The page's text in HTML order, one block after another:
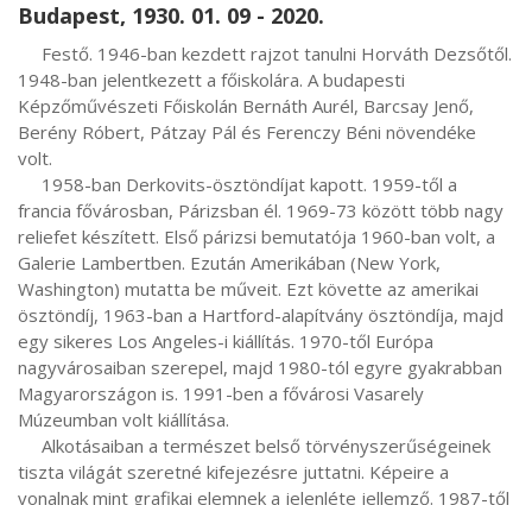
Budapest, 1930. 01. 09 - 2020.
1948-ban jelentkezett a főiskolára. A budapesti
Képzőművészeti Főiskolán Bernáth Aurél, Barcsay Jenő,
Berény Róbert, Pátzay Pál és Ferenczy Béni növendéke
volt.
francia fővárosban, Párizsban él. 1969-73 között több nagy
reliefet készített. Első párizsi bemutatója 1960-ban volt, a
Galerie Lambertben. Ezután Amerikában (New York,
Washington) mutatta be műveit. Ezt követte az amerikai
ösztöndíj, 1963-ban a Hartford-alapítvány ösztöndíja, majd
egy sikeres Los Angeles-i kiállítás. 1970-től Európa
nagyvárosaiban szerepel, majd 1980-tól egyre gyakrabban
Magyarországon is. 1991-ben a fővárosi Vasarely
Múzeumban volt kiállítása.
tiszta világát szeretné kifejezésre juttatni. Képeire a
vonalnak mint grafikai elemnek a jelenléte jellemző. 1987-től